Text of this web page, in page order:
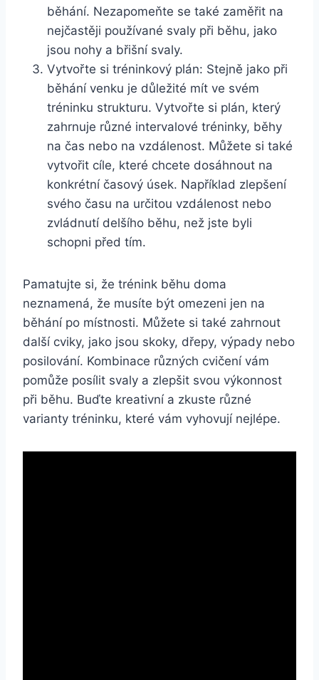
běhání. Nezapomeňte se také zaměřit na
nejčastěji používané svaly při běhu, jako
jsou nohy a břišní svaly.
Vytvořte si tréninkový plán: Stejně jako při
běhání venku je důležité mít ve svém
tréninku strukturu. Vytvořte si plán, který
zahrnuje různé intervalové tréninky, běhy
na čas nebo na vzdálenost. Můžete si také
vytvořit cíle, které chcete dosáhnout na
konkrétní časový úsek. Například zlepšení
svého času na určitou vzdálenost nebo
zvládnutí delšího běhu, než jste byli
schopni před tím.
Pamatujte si, že trénink běhu doma
neznamená, že musíte být omezeni jen na
běhání po místnosti. Můžete si také zahrnout
další cviky, jako jsou skoky, dřepy, výpady nebo
posilování. Kombinace různých cvičení vám
pomůže posílit svaly a zlepšit svou výkonnost
při běhu. Buďte kreativní a zkuste různé
varianty tréninku, které vám vyhovují nejlépe.